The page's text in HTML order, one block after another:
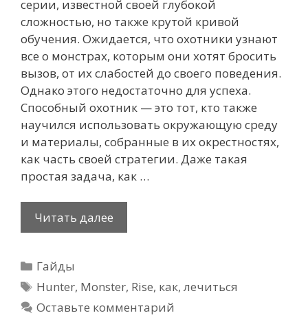
серии, известной своей глубокой
сложностью, но также крутой кривой
обучения. Ожидается, что охотники узнают
все о монстрах, которым они хотят бросить
вызов, от их слабостей до своего поведения.
Однако этого недостаточно для успеха.
Способный охотник — это тот, кто также
научился использовать окружающую среду
и материалы, собранные в их окрестностях,
как часть своей стратегии. Даже такая
простая задача, как …
Читать далее
лечиться
Hunter
Rise
Рубрики
Гайды
Метки
Hunter, Monster, Rise, как,лечиться
Оставьте комментарий